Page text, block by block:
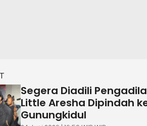
Segera Diadili
Little Aresha Dipindah
Gunungkidul